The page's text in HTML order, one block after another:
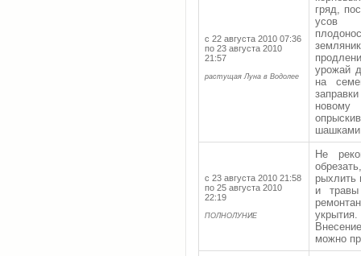
с 22 августа 2010 07:36
по 23 августа 2010
21:57
растущая Луна в Водолее
гряд,
усов
урожай
на
с 23 августа 2010 21:58
по 25 августа 2010
22:19
ПОЛНОЛУНИЕ
Не
рыхлить
и
можно